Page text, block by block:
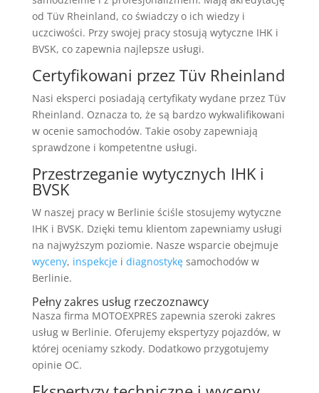
od Tüv Rheinland, co świadczy o ich wiedzy i
uczciwości. Przy swojej pracy stosują wytyczne IHK i
BVSK, co zapewnia najlepsze usługi.
Certyfikowani przez Tüv Rheinland
Nasi eksperci posiadają certyfikaty wydane przez Tüv
Rheinland. Oznacza to, że są bardzo wykwalifikowani
w ocenie samochodów. Takie osoby zapewniają
sprawdzone i kompetentne usługi.
Przestrzeganie wytycznych IHK i
BVSK
W naszej pracy w Berlinie ściśle stosujemy wytyczne
IHK i BVSK. Dzięki temu klientom zapewniamy usługi
na najwyższym poziomie. Nasze wsparcie obejmuje
wyceny, inspekcjei diagnostykęsamochodów w
Berlinie.
Pełny zakres usług rzeczoznawcy
Nasza firma MOTOEXPRES zapewnia szeroki zakres
usług w Berlinie. Oferujemy ekspertyzy pojazdów, w
której oceniamy szkody. Dodatkowo przygotujemy
opinie OC.